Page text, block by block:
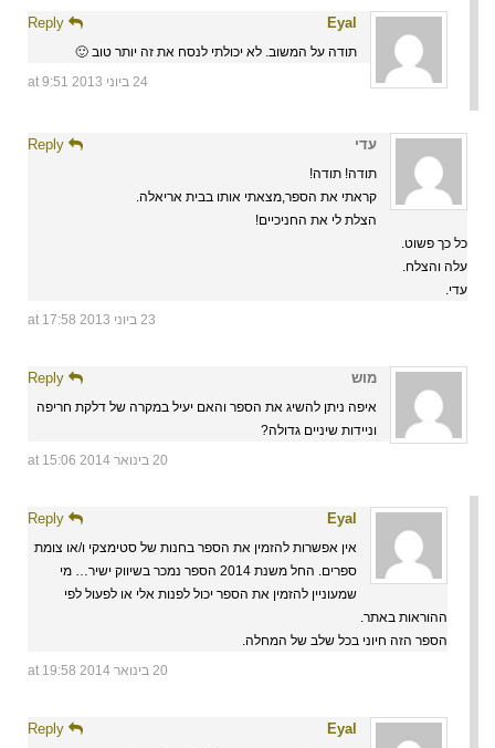
Eyal
תודה על המשוב. לא יכולתי לנסח את זה יותר טוב 🙂
24 ביוני 2013 at 9:51
עדי
תודה! תודה!
קראתי את הספר,מצאתי אותו בבית אריאלה.
הצלת לי את החניכיים!
כל כך פשוט.
עלה והצלח.
עדי.
23 ביוני 2013 at 17:58
מוש
איפה ניתן להשיג את הספר והאם יעיל במקרה של דלקת חריפה
וניידות שיניים גדולה?
20 בינואר 2014 at 15:06
Eyal
אין אפשרות להזמין את הספר בחנות של סטימצקי ו/או צומת
ספרים. החל משנת 2014 הספר נמכר בשיווק ישיר… מי
שמעוניין להזמין את הספר יכול לפנות אלי או לפעול לפי
ההוראות באתר.
הספר הזה חיוני בכל שלב של המחלה.
20 בינואר 2014 at 19:58
Eyal